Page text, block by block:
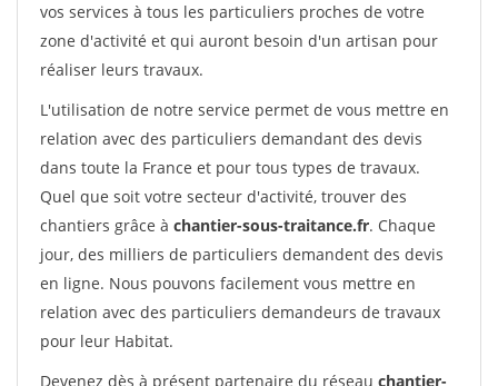
vos services à tous les particuliers proches de votre
zone d'activité et qui auront besoin d'un artisan pour
réaliser leurs travaux.
L'utilisation de notre service permet de vous mettre en
relation avec des particuliers demandant des devis
dans toute la France et pour tous types de travaux.
Quel que soit votre secteur d'activité, trouver des
chantiers grâce à chantier-sous-traitance.fr. Chaque
jour, des milliers de particuliers demandent des devis
en ligne. Nous pouvons facilement vous mettre en
relation avec des particuliers demandeurs de travaux
pour leur Habitat.
Devenez dès à présent partenaire du réseau chantier-